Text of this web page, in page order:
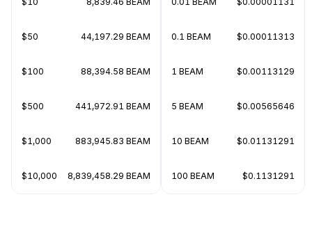
$50 44,197.29 BEAM
$100 88,394.58 BEAM
$500 441,972.91 BEAM
$1,000 883,945.83 BEAM
$10,000 8,839,458.29 BEAM
0.1 BEAM $0.00011313
1 BEAM $0.00113129
5 BEAM $0.00565646
10 BEAM $0.01131291
100 BEAM $0.1131291